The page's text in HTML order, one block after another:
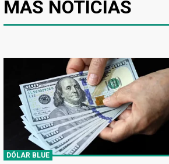
MÁS NOTICIAS
DÓLAR BLUE